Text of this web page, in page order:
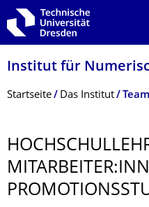
Zur Hauptnavigation springen
Zur Suche springen
Zum Inhalt springen
Institut für
Breadcrumb-Menü
Startseite Das Institut Team